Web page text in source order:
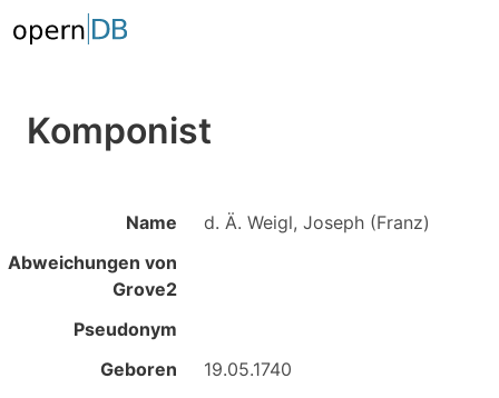
Komponist
Name
d. Ä. Weigl, Joseph (Franz)
Abweichungen von
Grove2
Pseudonym
Geboren
19.05.1740